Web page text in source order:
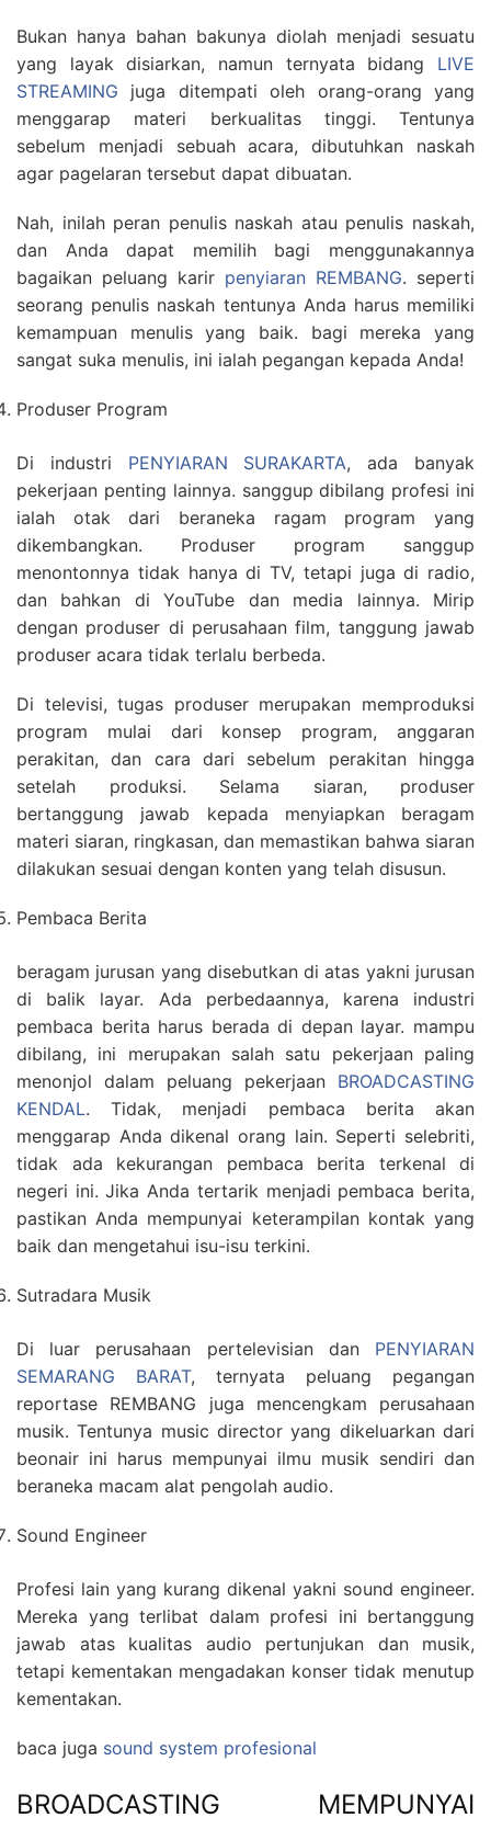
Bukan hanya bahan bakunya diolah menjadi sesuatu
yang layak disiarkan, namun ternyata bidang LIVE
STREAMING juga ditempati oleh orang-orang yang
menggarap materi berkualitas tinggi. Tentunya
sebelum menjadi sebuah acara, dibutuhkan naskah
agar pagelaran tersebut dapat dibuatan.
Nah, inilah peran penulis naskah atau penulis naskah,
dan Anda dapat memilih bagi menggunakannya
bagaikan peluang karir penyiaran REMBANG. seperti
seorang penulis naskah tentunya Anda harus memiliki
kemampuan menulis yang baik. bagi mereka yang
sangat suka menulis, ini ialah pegangan kepada Anda!
Produser Program
Di industri PENYIARAN SURAKARTA, ada banyak
pekerjaan penting lainnya. sanggup dibilang profesi ini
ialah otak dari beraneka ragam program yang
dikembangkan. Produser program sanggup
menontonnya tidak hanya di TV, tetapi juga di radio,
dan bahkan di YouTube dan media lainnya. Mirip
dengan produser di perusahaan film, tanggung jawab
produser acara tidak terlalu berbeda.
Di televisi, tugas produser merupakan memproduksi
program mulai dari konsep program, anggaran
perakitan, dan cara dari sebelum perakitan hingga
setelah produksi. Selama siaran, produser
bertanggung jawab kepada menyiapkan beragam
materi siaran, ringkasan, dan memastikan bahwa siaran
dilakukan sesuai dengan konten yang telah disusun.
Pembaca Berita
beragam jurusan yang disebutkan di atas yakni jurusan
di balik layar. Ada perbedaannya, karena industri
pembaca berita harus berada di depan layar. mampu
dibilang, ini merupakan salah satu pekerjaan paling
menonjol dalam peluang pekerjaan BROADCASTING
KENDAL. Tidak, menjadi pembaca berita akan
menggarap Anda dikenal orang lain. Seperti selebriti,
tidak ada kekurangan pembaca berita terkenal di
negeri ini. Jika Anda tertarik menjadi pembaca berita,
pastikan Anda mempunyai keterampilan kontak yang
baik dan mengetahui isu-isu terkini.
Sutradara Musik
Di luar perusahaan pertelevisian dan PENYIARAN
SEMARANG BARAT, ternyata peluang pegangan
reportase REMBANG juga mencengkam perusahaan
musik. Tentunya music director yang dikeluarkan dari
beonair ini harus mempunyai ilmu musik sendiri dan
beraneka macam alat pengolah audio.
Sound Engineer
Profesi lain yang kurang dikenal yakni sound engineer.
Mereka yang terlibat dalam profesi ini bertanggung
jawab atas kualitas audio pertunjukan dan musik,
tetapi kementakan mengadakan konser tidak menutup
kementakan.
baca juga sound system profesional
BROADCASTING MEMPUNYAI